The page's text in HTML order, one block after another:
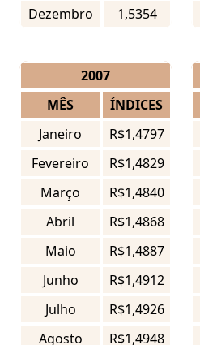
Dezembro
1,5354
2007
MÊS
ÍNDICES
Janeiro
R$1,4797
Fevereiro
R$1,4829
Março
R$1,4840
Abril
R$1,4868
Maio
R$1,4887
Junho
R$1,4912
Julho
R$1,4926
Agosto
R$1,4948